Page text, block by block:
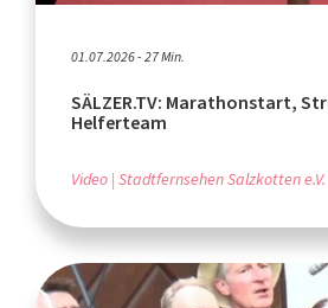
01.07.2026 - 27 Min.
SÄLZER.TV: Marathonstart,
Helferteam
Video Stadtfernsehen Salzkotten e.V.